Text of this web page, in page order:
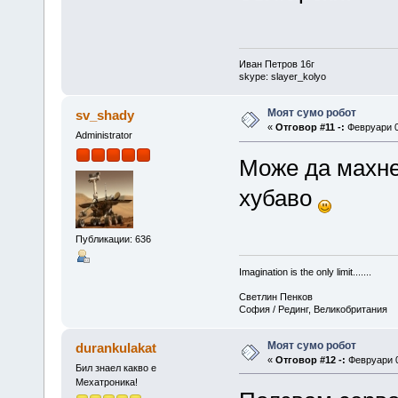
{
}
else // Else if the left
{
while(!PINC2_bit) // Go
{
back();
PORTD=0b00001000; //
delay_ms(300); // for
}
}
Иван Петров 16г
skype: slayer_kolyo
sv_shady
Administrator
Публикации: 636
Моят сумо робот
« Отговор #11 -: Февруари
Може да
хубаво
Imagination is the only limit.......
Светлин Пенков
София / Рединг, Великобритания
durankulakat
Бил знаел какво е
Мехатроника!
Моят сумо робот
« Отговор #12 -: Февруари